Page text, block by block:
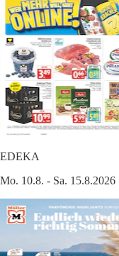
EDEKA
Mo. 10.8. - Sa. 15.8.2026